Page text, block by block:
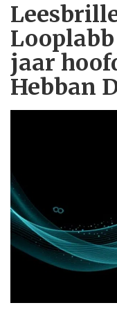
jaar
Hebban